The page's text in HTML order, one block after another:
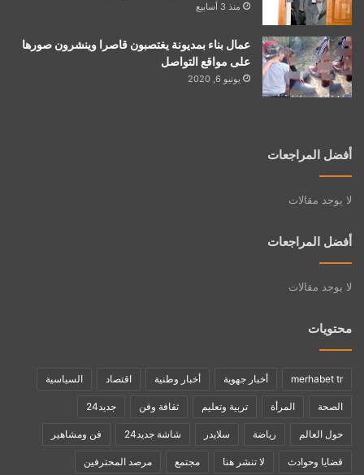
منذ 3 أسابيع
عمال بناء بمديونة يغتصبون قاصرا وينشرون صورها
على مواقع التواصل
يونيو 6, 2020
أفضل المراجعات
لا يوجد مقالات
أفضل المراجعات
لا يوجد مقالات
محتويات
merhabet tr أخبار جهوية أخبار وطنية اقتصاد السياسية
الصحة المرأة تربية وتعليم ثقافة وفن جديد24
حول العالم رياضة سلايدر شاشة جديد24 فن ومشاهير
قضايا وحوادث لا تنشر هنا مجتمع مرصد المحترفين